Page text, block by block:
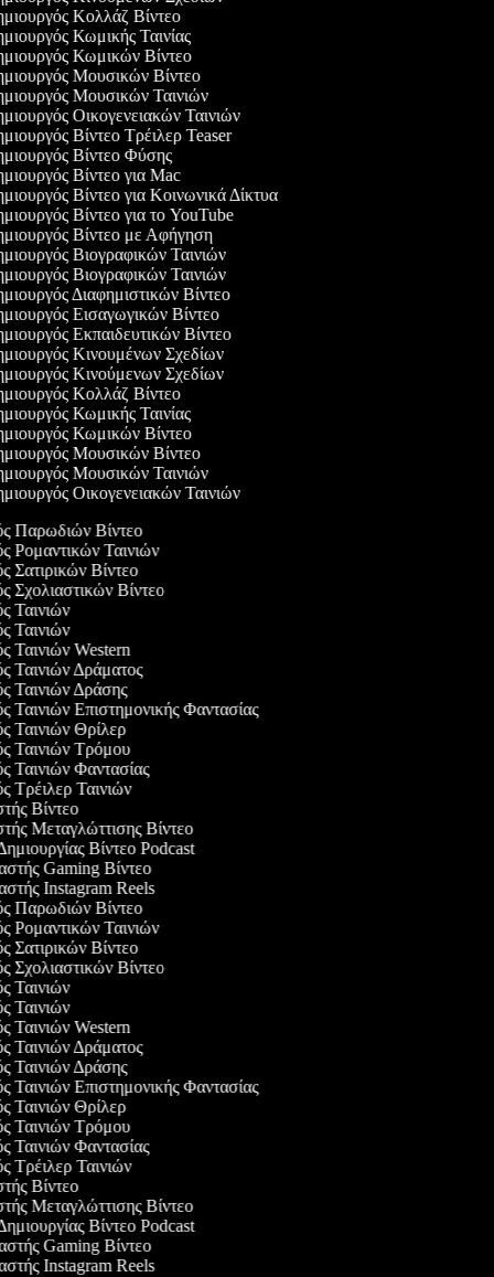
Κολλάζ Βίντεο
Κωμικής Ταινίας
Κωμικών Βίντεο
Μουσικών Βίντεο
Μουσικών Ταινιών
Οικογενειακών Ταινιών
Βίντεο Τρέιλερ Teaser
Βίντεο Φύσης
Βίντεο για Mac
Βίντεο για Κοινωνικά Δίκτυα
Βίντεο για το YouTube
Βίντεο με Αφήγηση
Βιογραφικών Ταινιών
Βιογραφικών Ταινιών
Διαφημιστικών Βίντεο
Εισαγωγικών Βίντεο
Εκπαιδευτικών Βίντεο
Κινουμένων Σχεδίων
Κινούμενων Σχεδίων
Κολλάζ Βίντεο
Κωμικής Ταινίας
Κωμικών Βίντεο
Μουσικών Βίντεο
Μουσικών Ταινιών
Οικογενειακών Ταινιών
Παρωδιών Βίντεο
Ρομαντικών Ταινιών
Σατιρικών Βίντεο
Σχολιαστικών Βίντεο
Ταινιών
Ταινιών
Ταινιών Western
Ταινιών Δράματος
Ταινιών Δράσης
Ταινιών Επιστημονικής Φαντασίας
Ταινιών Θρίλερ
Ταινιών Τρόμου
Ταινιών Φαντασίας
Τρέιλερ Ταινιών
Βίντεο
Μεταγλώττισης Βίντεο
Βίντεο Podcast
Gaming Βίντεο
Instagram Reels
Παρωδιών Βίντεο
Ρομαντικών Ταινιών
Σατιρικών Βίντεο
Σχολιαστικών Βίντεο
Ταινιών
Ταινιών
Ταινιών Western
Ταινιών Δράματος
Ταινιών Δράσης
Ταινιών Επιστημονικής Φαντασίας
Ταινιών Θρίλερ
Ταινιών Τρόμου
Ταινιών Φαντασίας
Τρέιλερ Ταινιών
Βίντεο
Μεταγλώττισης Βίντεο
Βίντεο Podcast
Gaming Βίντεο
Instagram Reels